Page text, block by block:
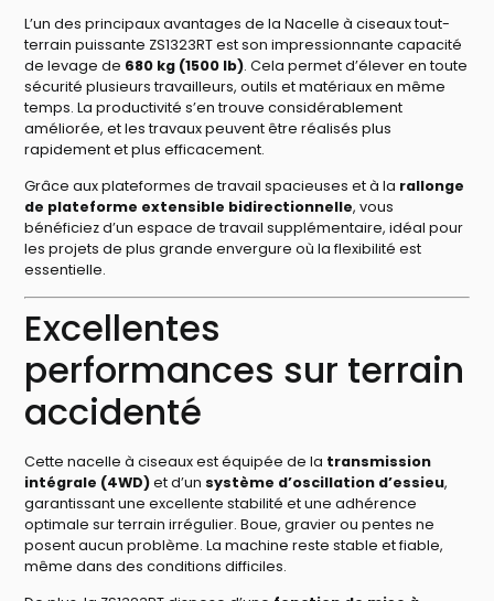
L’un des principaux avantages de la Nacelle à ciseaux tout-
terrain puissante ZS1323RT est son impressionnante capacité
de levage de 680 kg (1500 lb). Cela permet d’élever en toute
sécurité plusieurs travailleurs, outils et matériaux en même
temps. La productivité s’en trouve considérablement
améliorée, et les travaux peuvent être réalisés plus
rapidement et plus efficacement.
Grâce aux plateformes de travail spacieuses et à la rallonge
de plateforme extensible bidirectionnelle, vous
bénéficiez d’un espace de travail supplémentaire, idéal pour
les projets de plus grande envergure où la flexibilité est
essentielle.
Excellentes
performances sur terrain
accidenté
Cette nacelle à ciseaux est équipée de la transmission
intégrale (4WD)et d’un système d’oscillation d’essieu,
garantissant une excellente stabilité et une adhérence
optimale sur terrain irrégulier. Boue, gravier ou pentes ne
posent aucun problème. La machine reste stable et fiable,
même dans des conditions difficiles.